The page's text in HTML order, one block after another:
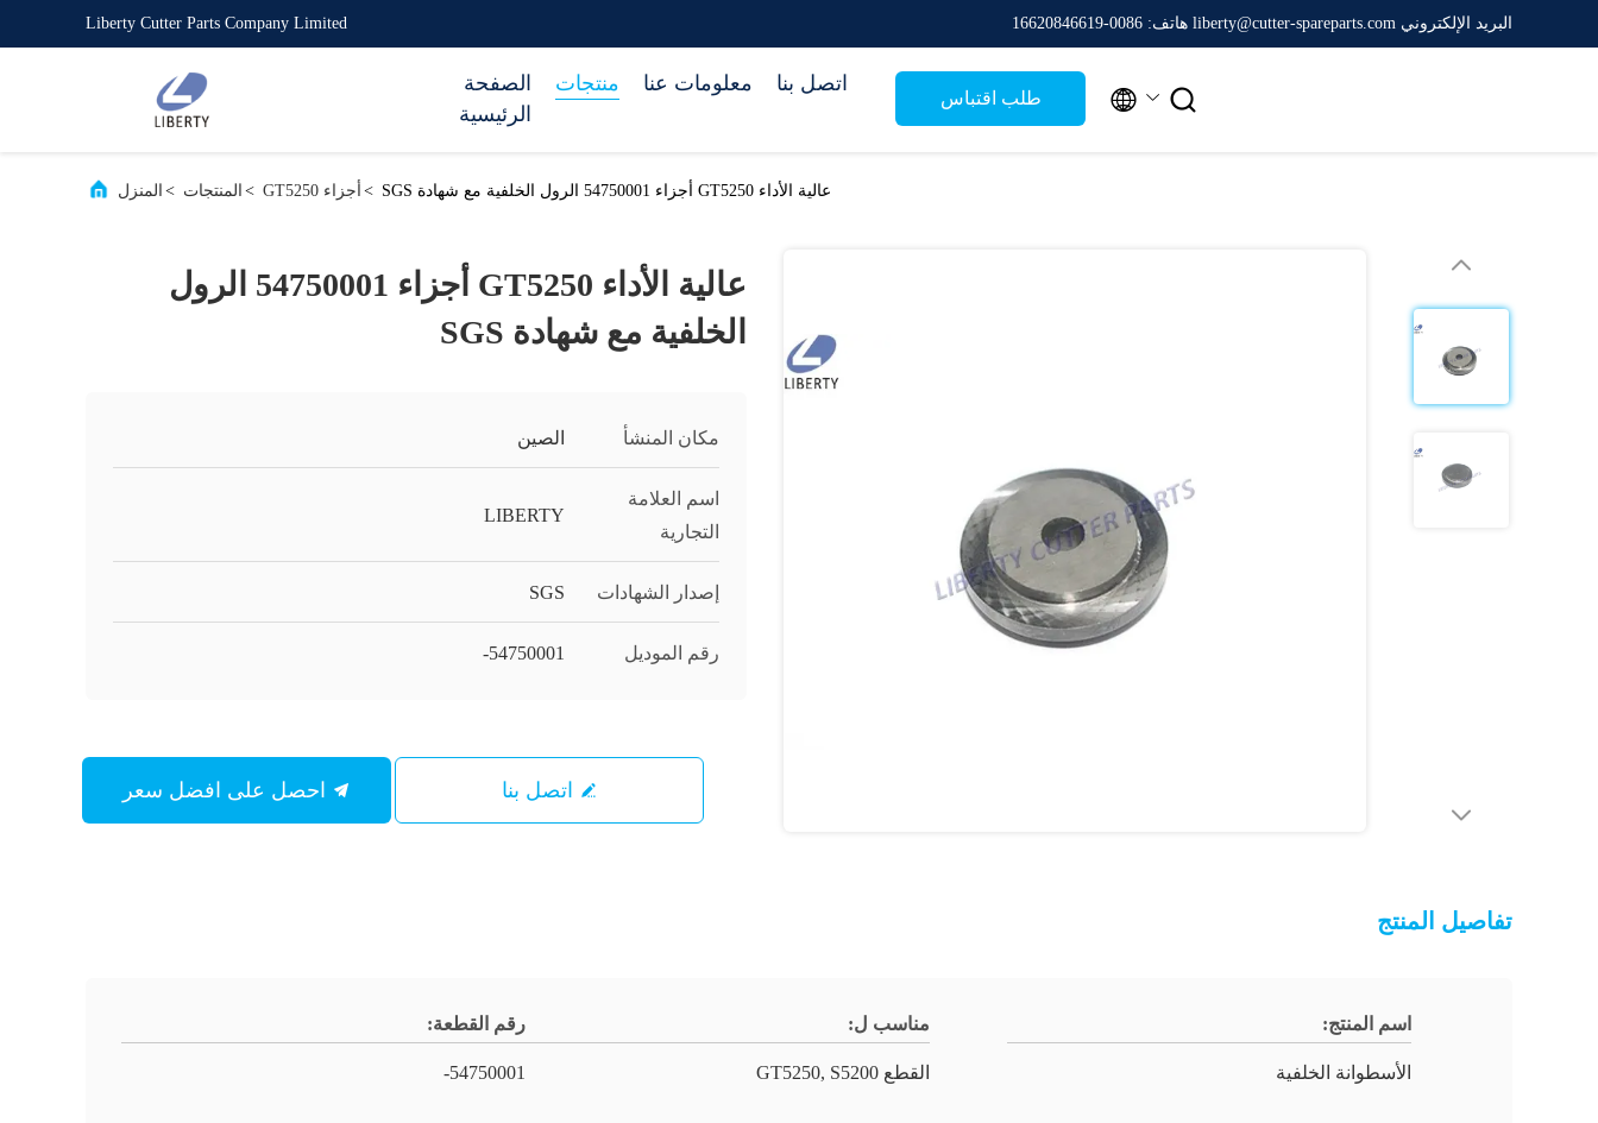
Liberty Cutter Parts Company Limited البريد الإلكتروني liberty@cutter-spareparts.com هاتف: 0086-16620846619
الصفحة
الرئيسية
منتجات معلومات عنا اتصل بنا
طلب اقتباس  
المنزل > المنتجات > أجزاء GT5250 > عالية الأداء GT5250 أجزاء 54750001 الرول الخلفية مع شهادة SGS
عالية الأداء GT5250 أجزاء 54750001 الرول
الخلفية مع شهادة SGS
مكان المنشأ الصين
اسم العلامة
التجارية
LIBERTY
إصدار الشهادات SGS
رقم الموديل 54750001-
اتصل بنا
تفاصيل المنتج
اسم المنتج:
الأسطوانة الخلفية
مناسب ل:
القطع GT5250, S5200
رقم القطعة:
54750001-